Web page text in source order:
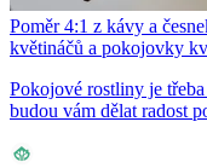
Poměr 4:1 z kávy a
květináčů a pokojovky
Pokojové rostliny je
budou vám dělat radost